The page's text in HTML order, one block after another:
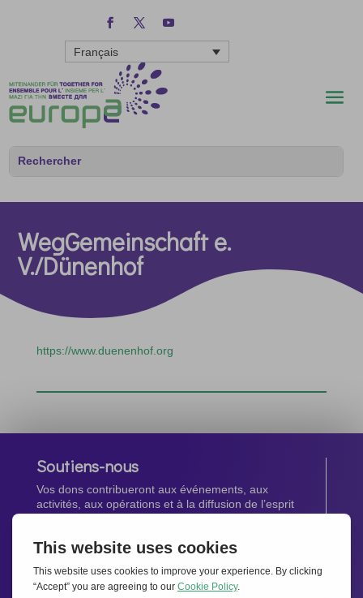
Français
WegGemeinschaft e.
V./Dünenhof
https://www.duenenhof.org
Soutiens-nous
Vos dons contribueront aux événements, aux
activités, aux opérations et à la diffusion de l’esprit